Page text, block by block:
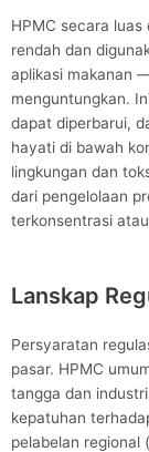
HPMC secara
rendah dan
aplikasi makanan
menguntungkan.
dapat diperbarui,
hayati di bawah
lingkungan dan
dari pengelolaan
terkonsentrasi
Lanskap
Persyaratan
pasar. HPMC
tangga dan
kepatuhan
pelabelan regional